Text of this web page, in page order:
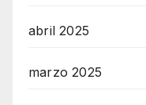
abril 2025
marzo 2025